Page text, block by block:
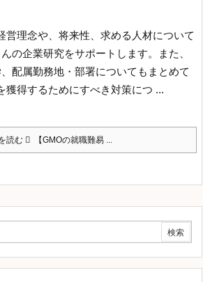
営理念や、将来性、求める人材について
の企業研究をサポートします。
また、
配属勤務地・部署についてもまとめて
獲得するためにすべき対策につ ...
読む 【GMOの就職難易 ...